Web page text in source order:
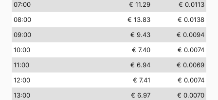
07:00 € 11.29
€ 0.0113
08:00 € 13.83
€ 0.0138
09:00 € 9.43
€ 0.0094
10:00 € 7.40
€ 0.0074
11:00 € 6.94
€ 0.0069
12:00 € 7.41
€ 0.0074
13:00 € 6.97
€ 0.0070